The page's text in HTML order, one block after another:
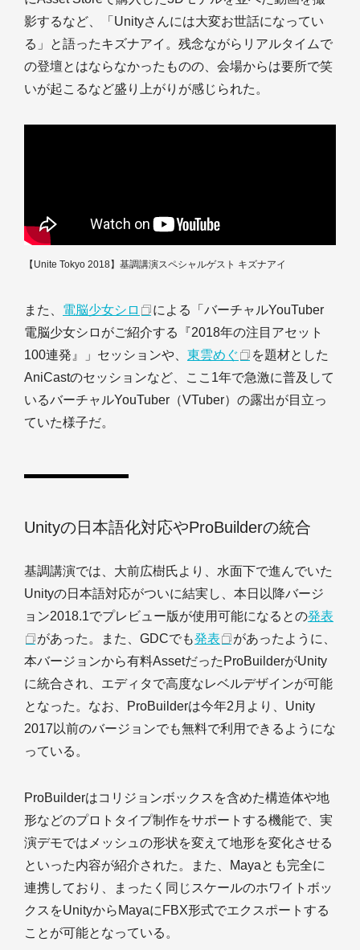
影するなど、「Unityさんには大変お世話になってい
る」と語ったキズナアイ。残念ながらリアルタイムで
の登壇とはならなかったものの、会場からは要所で笑
いが起こるなど盛り上がりが感じられた。
【Unite Tokyo 2018】基調講演スペシャルゲスト キズナアイ
また、 電脳少女シロ
による「バーチャルYouTuber
電脳少女シロがご紹介する『2018年の注目アセット
100連発』」セッションや、 東雲めぐ
を題材とした
AniCastのセッションなど、ここ1年で急激に普及して
いるバーチャルYouTuber（VTuber）の露出が目立っ
ていた様子だ。
Unityの日本語化対応やProBuilderの統合
基調講演では、大前広樹氏より、水面下で進んでいた
Unityの日本語対応がついに結実し、本日以降バージ
ョン2018.1でプレビュー版が使用可能になるとの発表
があった。また、GDCでも発表
があったように、
本バージョンから有料AssetだったProBuilderがUnity
に統合され、エディタで高度なレベルデザインが可能
となった。なお、ProBuilderは今年2月より、Unity
2017以前のバージョンでも無料で利用できるようにな
っている。
ProBuilderはコリジョンボックスを含めた構造体や地
形などのプロトタイプ制作をサポートする機能で、実
演デモではメッシュの形状を変えて地形を変化させる
といった内容が紹介された。また、Mayaとも完全に
連携しており、まったく同じスケールのホワイトボッ
クスをUnityからMayaにFBX形式でエクスポートする
ことが可能となっている。